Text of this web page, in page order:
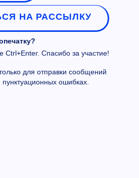
НА РАССЫЛКУ
Ctrl+Enter. Спасибо за участие!
для отправки сообщений
ошибках.